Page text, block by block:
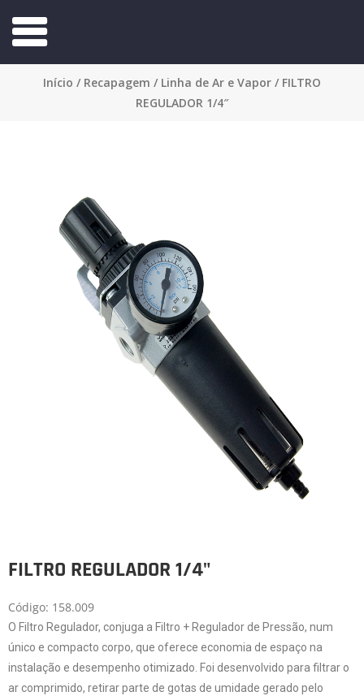
Início / Recapagem / Linha de Ar e Vapor / FILTRO
REGULADOR 1/4″
FILTRO REGULADOR 1/4"
Código: 158.009
O Filtro Regulador, conjuga a Filtro + Regulador de Pressão, num
único e compacto corpo, que oferece economia de espaço na
instalação e desempenho otimizado. Foi desenvolvido para filtrar o
ar comprimido, retirar parte de gotas de umidade gerado pelo